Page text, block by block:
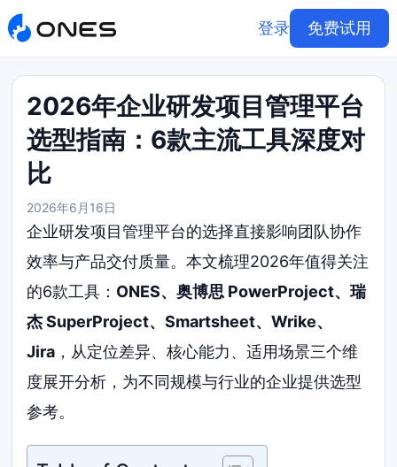
登录 免费试用
2026年企业研发项目管理平台
选型指南：6款主流工具深度对
比
2026年6月16日
企业研发项目管理平台的选择直接影响团队协作
效率与产品交付质量。本文梳理2026年值得关注
的6款工具： ONES、奥博思 PowerProject、瑞
杰 SuperProject、Smartsheet、Wrike、
Jira ，从定位差异、核心能力、适用场景三个维
度展开分析，为不同规模与行业的企业提供选型
参考。